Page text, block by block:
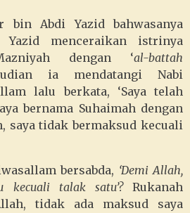
bin Abdi Yazid bahwasanya
menceraikan istrinya
dengan ‘al-battah
ia mendatangi Nabi
lalu berkata, ‘Saya telah
bernama Suhaimah dengan
saya tidak bermaksud kecuali
bersabda, ‘Demi Allah,
kecuali talak satu’?Rukanah
tidak ada maksud saya